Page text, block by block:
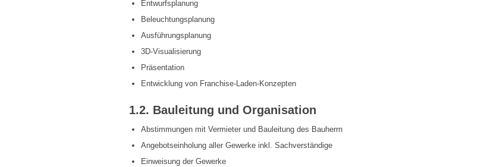
Entwurfsplanung
Beleuchtungsplanung
Ausführungsplanung
3D-Visualisierung
Präsentation
Entwicklung von Franchise-Laden-Konzepten
1.2. Bauleitung und Organisation
Abstimmungen mit Vermieter und Bauleitung des Bauherrn
Angebotseinholung aller Gewerke inkl. Sachverständige
Einweisung der Gewerke